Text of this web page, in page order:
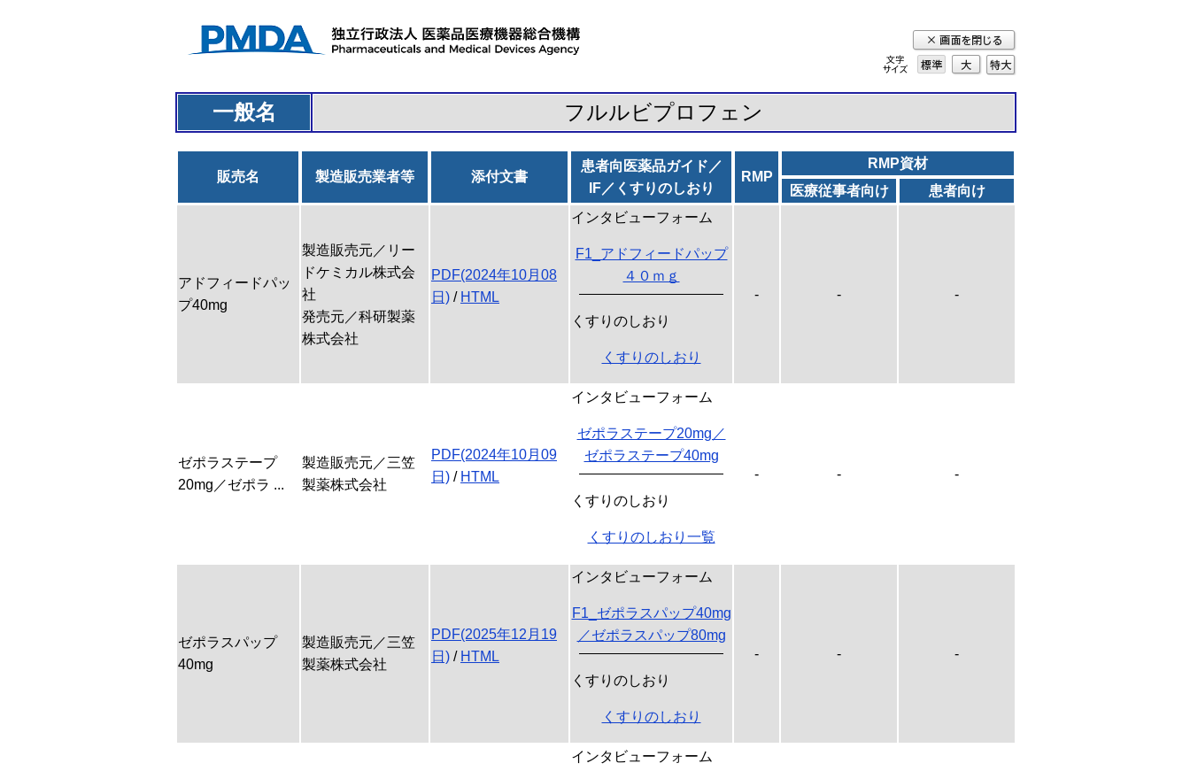
標準 大
特
大
一般名 フルルビプロフェン
販売名 製造販売業者等 添付文書
患者向医薬品ガイド／
IF／くすりのしおり
RMP
RMP資材
医療従事者向け
患者向け
アドフィードパッ
プ40mg
製造販売元／リー
ドケミカル株式会
社
発売元／科研製薬
株式会社
PDF(2024年10月08
日) / HTML
インタビューフォーム
F1_アドフィードパップ
４０ｍｇ
くすりのしおり
くすりのしおり
- - -
ゼポラステープ
20mg／ゼポラ ...
製造販売元／三笠
製薬株式会社
PDF(2024年10月09
日) / HTML
インタビューフォーム
ゼポラステープ20mg／
ゼポラステープ40mg
くすりのしおり
くすりのしおり一覧
- - -
ゼポラスパップ
40mg
製造販売元／三笠
製薬株式会社
PDF(2025年12月19
日) / HTML
インタビューフォーム
F1_ゼポラスパップ40mg
／ゼポラスパップ80mg
くすりのしおり
くすりのしおり
- - -
インタビューフォーム